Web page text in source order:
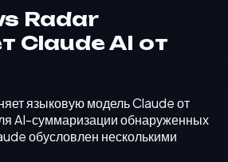
Radar
Claude AI от
языковую модель Claude от
AI-суммаризации обнаруженных
обусловлен несколькими